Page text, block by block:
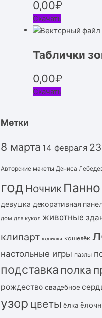
0,00₽
Скачать
Таблички
0,00₽
Скачать
Метки
8 марта 14 февраля
Авторские макеты Дениса
год Ночник Панно
девушка декоративная
дом для кукол животные
клипарт копилка кошелёк
настольные игры пазлы
подставка полка
рождество свадебное
узор цветы ёлка